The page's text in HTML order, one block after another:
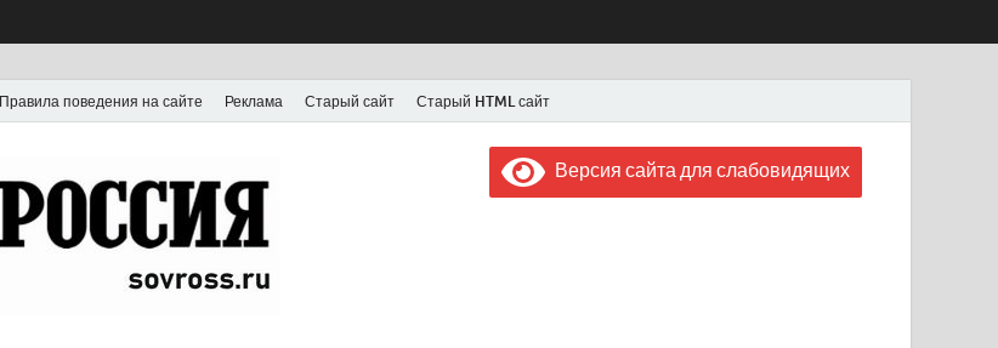
Правила поведения на сайте Реклама Старый сайт Старый HTML сайт
Газета "Советская Россия"
Выпускается с июля 1956 года
Версия сайта для слабовидящих